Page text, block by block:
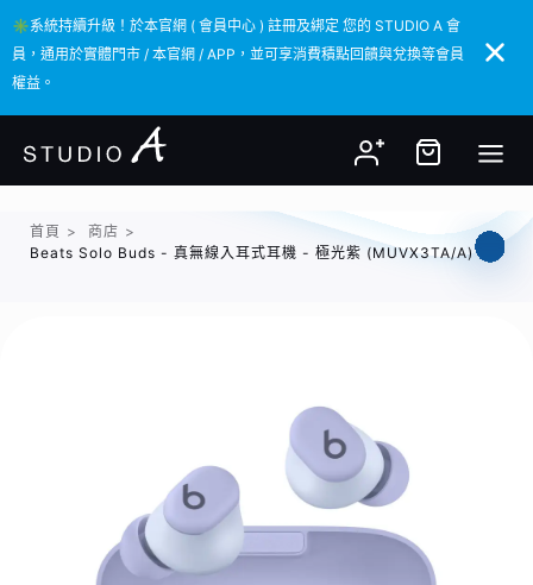
✳️系統持續升級！於本官網 ( 會員中心 ) 註冊及綁定 您的 STUDIO A 會
員，通用於實體門市 / 本官網 / APP，並可享消費積點回饋與兌換等會員
權益。
✳️系統持續升級！於本官網 ( 會員中心 ) 註冊及綁定 您的 STUDIO A 會
員，通用於實體門市 / 本官網 / APP，並可享消費積點回饋與兌換等會員
權益。
首頁 > 商店 >
Beats Solo Buds - 真無線入耳式耳機 - 極光紫 (MUVX3TA/A)